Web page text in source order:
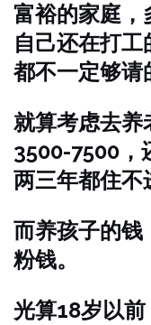
富裕的家庭，
自己还在打
都不一定够请
就算考虑去养
3500-7500，
两三年都住不
而养孩子的钱
粉钱。
光算18岁以前